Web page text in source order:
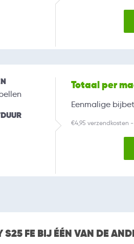
Totaal per
Eenmalige
€4,95 verzendkosten
FE BIJ ÉÉN VAN DE